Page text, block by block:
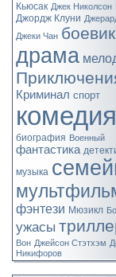
Кьюсак Джек Николсон
Джордж Клуни
Джеки Чан боевик
драма
Криминал спорт
комедия
биография Военный
фантастика
музыка
фэнтези Мюзикл
ужасы
Вон Джейсон Стэтхэм
Никифоров